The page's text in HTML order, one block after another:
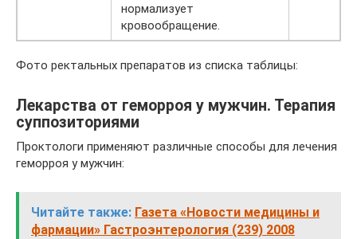
нормализует
кровообращение.
Фото ректальных препаратов из списка таблицы:
Лекарства от геморроя у мужчин. Терапия
суппозиториями
Проктологи применяют различные способы для лечения
геморроя у мужчин:
Читайте также: Газета «Новости медицины и
фармации» Гастроэнтерология (239) 2008